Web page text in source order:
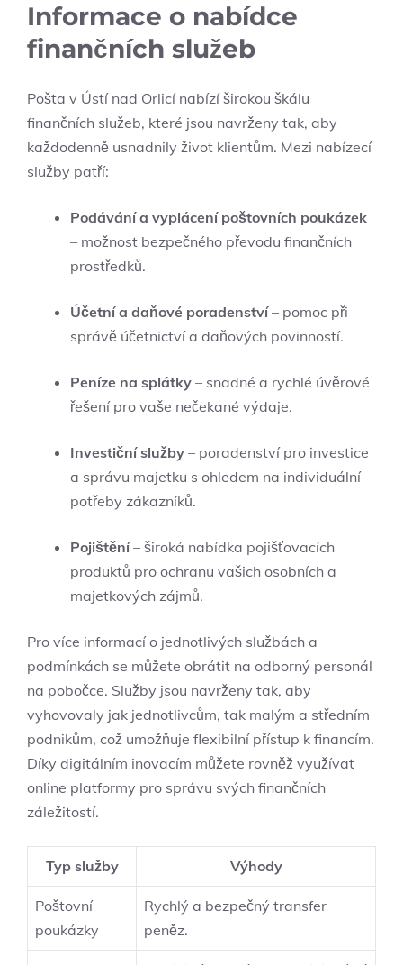
Informace o nabídce
finančních služeb
Pošta v Ústí nad Orlicí nabízí širokou škálu
finančních služeb, které jsou navrženy tak, aby
každodenně usnadnily život klientům. Mezi nabízecí
služby patří:
Podávání a vyplácení poštovních poukázek
– možnost bezpečného převodu finančních
prostředků.
Účetní a daňové poradenství– pomoc při
správě účetnictví a daňových povinností.
Peníze na splátky – snadné a rychlé úvěrové
řešení pro vaše nečekané výdaje.
Investiční služby – poradenství pro investice
a správu majetku s ohledem na individuální
potřeby zákazníků.
Pojištění– široká nabídka pojišťovacích
produktů pro ochranu vašich osobních a
majetkových zájmů.
Pro více informací o jednotlivých službách a
podmínkách se můžete obrátit na odborný personál
na pobočce. Služby jsou navrženy tak, aby
vyhovovaly jak jednotlivcům, tak malým a středním
podnikům, což umožňuje flexibilní přístup k financím.
Díky digitálním inovacím můžete rovněž využívat
online platformy pro správu svých finančních
záležitostí.
Typ služby Výhody
Poštovní
poukázky
Rychlý a bezpečný transfer
peněz.